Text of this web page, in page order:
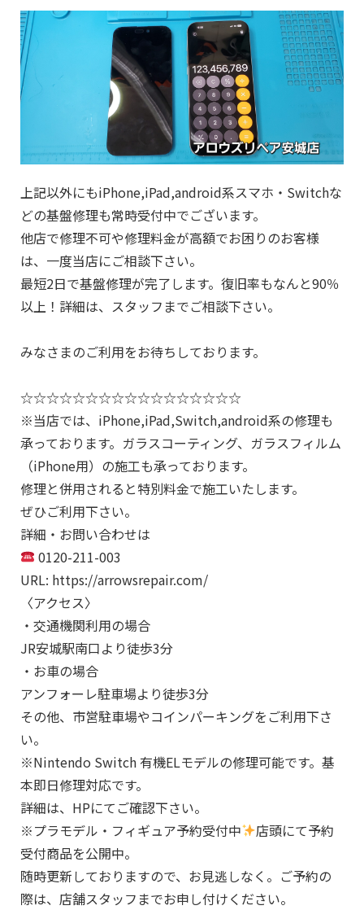
上記以外にもiPhone,iPad,android系スマホ・Switchな
どの基盤修理も常時受付中でございます。
他店で修理不可や修理料金が高額でお困りのお客様
は、一度当店にご相談下さい。
最短2日で基盤修理が完了します。復旧率もなんと90％
以上！詳細は、スタッフまでご相談下さい。
みなさまのご利用をお待ちしております。
☆☆☆☆☆☆☆☆☆☆☆☆☆☆☆☆☆
※当店では、iPhone,iPad,Switch,android系の修理も
承っております。ガラスコーティング、ガラスフィルム
（iPhone用）の施工も承っております。
修理と併用されると特別料金で施工いたします。
ぜひご利用下さい。
詳細・お問い合わせは
0120-211-003
URL: https://arrowsrepair.com/
〈アクセス〉
・交通機関利用の場合
JR安城駅南口より徒歩3分
・お車の場合
アンフォーレ駐車場より徒歩3分
その他、市営駐車場やコインパーキングをご利用下さ
い。
※Nintendo Switch 有機ELモデルの修理可能です。基
本即日修理対応です。
詳細は、HPにてご確認下さい。
※プラモデル・フィギュア予約受付中
店頭にて予約
受付商品を公開中。
随時更新しておりますので、お見逃しなく。ご予約の
際は、店舗スタッフまでお申し付けください。